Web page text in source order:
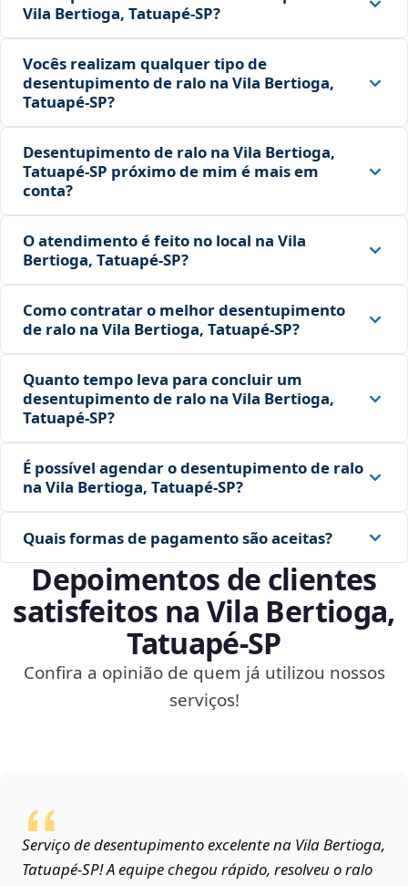
Vila Bertioga, Tatuapé‑SP?
Vocês realizam qualquer tipo de
desentupimento de ralo na Vila Bertioga,
Tatuapé‑SP?
Desentupimento de ralo na Vila Bertioga,
Tatuapé‑SP próximo de mim é mais em
conta?
O atendimento é feito no local na Vila
Bertioga, Tatuapé‑SP?
Como contratar o melhor desentupimento
de ralo na Vila Bertioga, Tatuapé‑SP?
Quanto tempo leva para concluir um
desentupimento de ralo na Vila Bertioga,
Tatuapé‑SP?
É possível agendar o desentupimento de ralo
na Vila Bertioga, Tatuapé‑SP?
Quais formas de pagamento são aceitas?
Depoimentos de clientes
satisfeitos na Vila Bertioga,
Tatuapé‑SP
Confira a opinião de quem já utilizou nossos
serviços!
Serviço de desentupimento excelente na Vila Bertioga,
Tatuapé‑SP! A equipe chegou rápido, resolveu o ralo